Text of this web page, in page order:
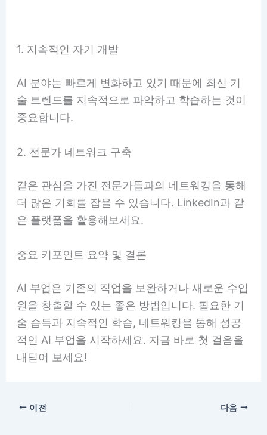
1. 지속적인 자기 개발
AI 분야는 빠르게 변화하고 있기 때문에 최신 기
술 트렌드를 지속적으로 파악하고 학습하는 것이
중요합니다.
2. 전문가 네트워크 구축
같은 관심을 가진 전문가들과의 네트워킹을 통해
더 많은 기회를 잡을 수 있습니다. LinkedIn과 같
은 플랫폼을 활용해보세요.
중요 키포인트 요약 및 결론
AI 부업은 기존의 직업을 보완하거나 새로운 수입
원을 창출할 수 있는 좋은 방법입니다. 필요한 기
술 습득과 지속적인 학습, 네트워킹을 통해 성공
적인 AI 부업을 시작하세요. 지금 바로 첫 걸음을
내딛어 보세요!
이전 다음